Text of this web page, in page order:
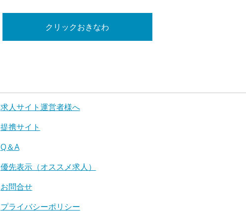
クリックおきなわ
求人サイト運営者様へ
提携サイト
Q＆A
優先表示（オススメ求人）
お問合せ
プライバシーポリシー